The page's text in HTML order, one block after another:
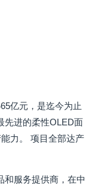
亿元，是迄今为止
先进的柔性OLED面
力。 项目全部达产
和服务提供商，在中